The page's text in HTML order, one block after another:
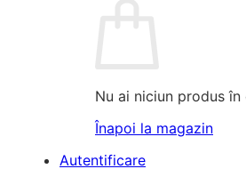
Nu ai niciun produs în
Înapoi la magazin
Autentificare